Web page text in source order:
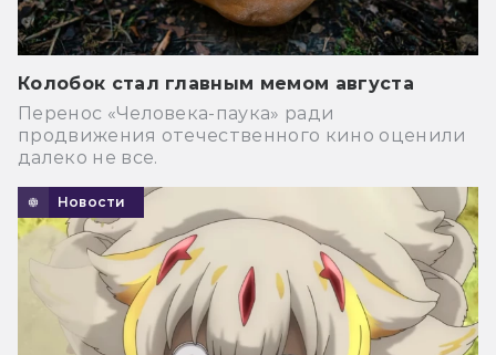
Колобок стал главным мемом августа
Перенос «Человека-паука» ради
продвижения отечественного кино оценили
далеко не все.
Новости